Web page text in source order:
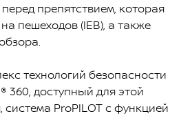
препятствием, которая
пешеходов (IEB), а также
технологий безопасности
360, доступный для этой
ProPILOT с функцией